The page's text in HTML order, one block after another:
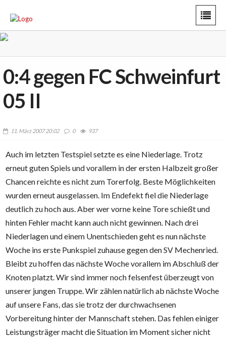
0:4 gegen FC Schweinfurt
05 II
11. März 2007 20:02 0 937
Auch im letzten Testspiel setzte es eine Niederlage. Trotz
erneut guten Spiels und vorallem in der ersten Halbzeit großer
Chancen reichte es nicht zum Torerfolg. Beste Möglichkeiten
wurden erneut ausgelassen. Im Endefekt fiel die Niederlage
deutlich zu hoch aus. Aber wer vorne keine Tore schießt und
hinten Fehler macht kann auch nicht gewinnen. Nach drei
Niederlagen und einem Unentschieden geht es nun nächste
Woche ins erste Punkspiel zuhause gegen den SV Mechenried.
Bleibt zu hoffen das nächste Woche vorallem im Abschluß der
Knoten platzt. Wir sind immer noch felsenfest überzeugt von
unserer jungen Truppe. Wir zählen natürlich ab nächste Woche
auf unsere Fans, das sie trotz der durchwachsenen
Vorbereitung hinter der Mannschaft stehen. Das fehlen einiger
Leistungsträger macht die Situation im Moment sicher nicht